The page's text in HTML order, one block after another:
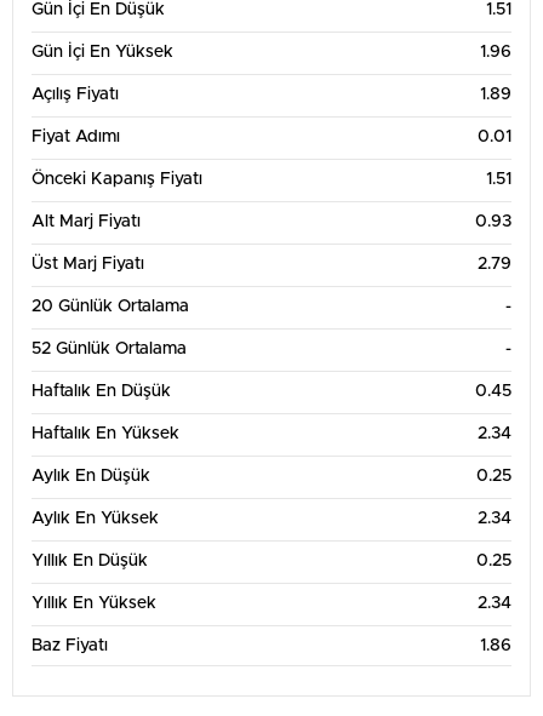
Gün İçi En Düşük 1.51
Gün İçi En Yüksek 1.96
Açılış Fiyatı 1.89
Fiyat Adımı 0.01
Önceki Kapanış Fiyatı 1.51
Alt Marj Fiyatı 0.93
Üst Marj Fiyatı 2.79
20 Günlük Ortalama -
52 Günlük Ortalama -
Haftalık En Düşük 0.45
Haftalık En Yüksek 2.34
Aylık En Düşük 0.25
Aylık En Yüksek 2.34
Yıllık En Düşük 0.25
Yıllık En Yüksek 2.34
Baz Fiyatı 1.86